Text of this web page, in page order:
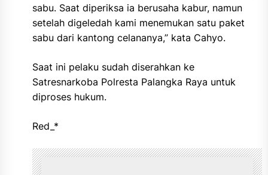
sabu. Saat diperiksa ia berusaha kabur, namun
setelah digeledah kami menemukan satu paket
sabu dari kantong celananya,” kata Cahyo.
Saat ini pelaku sudah diserahkan ke
Satresnarkoba Polresta Palangka Raya untuk
diproses hukum.
Red_*